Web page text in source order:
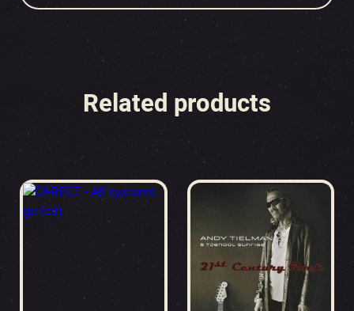
Related products